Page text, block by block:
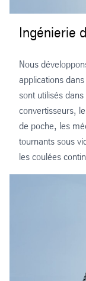
Ingénierie
Nous
applications
sont utilisés
convertisseurs,
de poche, les
tournants sous
les coulées